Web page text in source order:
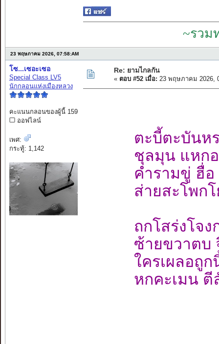
~รวม
23 พฤษภาคม 2026, 07:58:AM
โซ...เซอะเซอ
Special Class LV5
นักกลอนแห่งเมืองหลวง
คะแนนกลอนของผู้นี้ 159
ออฟไลน์
เพศ:
กระทู้: 1,142
Re: ยามไกลกัน
« ตอบ #52 เมื่อ: 23 พฤษภาคม 2026,
ตะบี้ตะบันห
ชุลมุน แหก
คำรามขู่ ฮื่อ
ส่ายสะโพก
ถกโสร่งโจง
ซ้ายขวาตบ
ใครเผลอถู
หกคะเมน ตี